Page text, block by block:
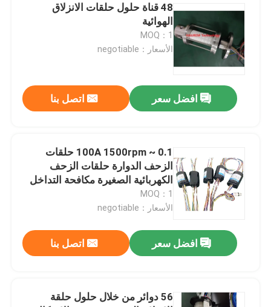
من خلال حلقة الانزلاق ثقب
حلقة زلة منفصلة
حلقة زلة فطيرة
حلقات الانزلاق عالية الحالية
حلقة الانزلاق المتكاملة
حلول الانزلاق الدائري
48 قناة حلول حلقات الانزلاق
الهوائية
MOQ：1
الأسعار：negotiable
افضل سعر اتصل بنا
0.1 ~ 100A 1500rpm حلقات
الزحف الدوارة حلقات الزحف
الكهربائية الصغيرة مكافحة التداخل
MOQ：1
الأسعار：negotiable
افضل سعر اتصل بنا
56 دوائر من خلال حلول حلقة